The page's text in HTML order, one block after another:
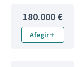
180.000 €
Afegir